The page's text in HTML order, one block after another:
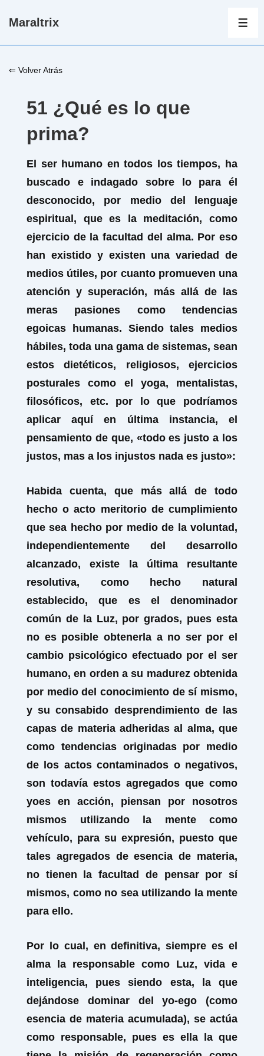
Saltar
principal
Maraltrix
⇐ Volver Atrás
51 ¿Qué es lo que
prima?
El ser humano en todos los tiempos, ha
buscado e indagado sobre lo para él
desconocido, por medio del lenguaje
espiritual, que es la meditación, como
ejercicio de la facultad del alma. Por eso
han existido y existen una variedad de
medios útiles, por cuanto promueven una
atención y superación, más allá de las
meras pasiones como tendencias
egoicas humanas. Siendo tales medios
hábiles, toda una gama de sistemas, sean
estos dietéticos, religiosos, ejercicios
posturales como el yoga, mentalistas,
filosóficos, etc. por lo que podríamos
aplicar aquí en última instancia, el
pensamiento de que, «todo es justo a los
justos, mas a los injustos nada es justo»:
Habida cuenta, que más allá de todo
hecho o acto meritorio de cumplimiento
que sea hecho por medio de la voluntad,
independientemente del desarrollo
alcanzado, existe la última resultante
resolutiva, como hecho natural
establecido, que es el denominador
común de la Luz, por grados, pues esta
no es posible obtenerla a no ser por el
cambio psicológico efectuado por el ser
humano, en orden a su madurez obtenida
por medio del conocimiento de sí mismo,
y su consabido desprendimiento de las
capas de materia adheridas al alma, que
como tendencias originadas por medio
de los actos contaminados o negativos,
son todavía estos agregados que como
yoes en acción, piensan por nosotros
mismos utilizando la mente como
vehículo, para su expresión, puesto que
tales agregados de esencia de materia,
no tienen la facultad de pensar por sí
mismos, como no sea utilizando la mente
para ello.
Por lo cual, en definitiva, siempre es el
alma la responsable como Luz, vida e
inteligencia, pues siendo esta, la que
dejándose dominar del yo-ego (como
esencia de materia acumulada), se actúa
como responsable, pues es ella la que